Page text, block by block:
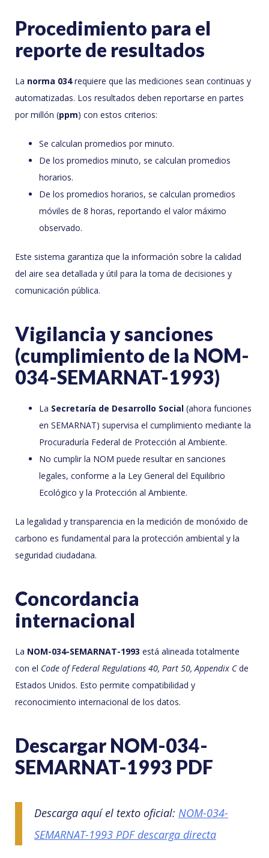
Procedimiento para el
reporte de resultados
La norma 034requiere que las mediciones sean continuas y
automatizadas. Los resultados deben reportarse en partes
por millón (ppm) con estos criterios:
Se calculan promedios por minuto.
De los promedios minuto, se calculan promedios
horarios.
De los promedios horarios, se calculan promedios
móviles de 8 horas, reportando el valor máximo
observado.
Este sistema garantiza que la información sobre la calidad
del aire sea detallada y útil para la toma de decisiones y
comunicación pública.
Vigilancia y sanciones
(cumplimiento de la NOM-
034-SEMARNAT-1993)
La Secretaría de Desarrollo Social (ahora funciones
en SEMARNAT) supervisa el cumplimiento mediante la
Procuraduría Federal de Protección al Ambiente.
No cumplir la NOM puede resultar en sanciones
legales, conforme a la Ley General del Equilibrio
Ecológico y la Protección al Ambiente.
La legalidad y transparencia en la medición de monóxido de
carbono es fundamental para la protección ambiental y la
seguridad ciudadana.
Concordancia
internacional
La NOM-034-SEMARNAT-1993 está alineada totalmente
con el Code of Federal Regulations 40, Part 50, Appendix Cde
Estados Unidos. Esto permite compatibilidad y
reconocimiento internacional de los datos.
Descargar NOM-034-
SEMARNAT-1993 PDF
Descarga aquí el texto oficial: NOM-034-
SEMARNAT-1993 PDF descarga directa